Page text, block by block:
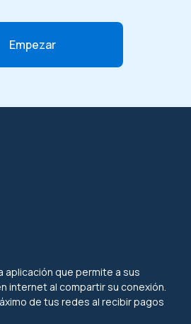
Empezar
aplicación que permite a sus
internet al compartir su conexión.
de tus redes al recibir pagos